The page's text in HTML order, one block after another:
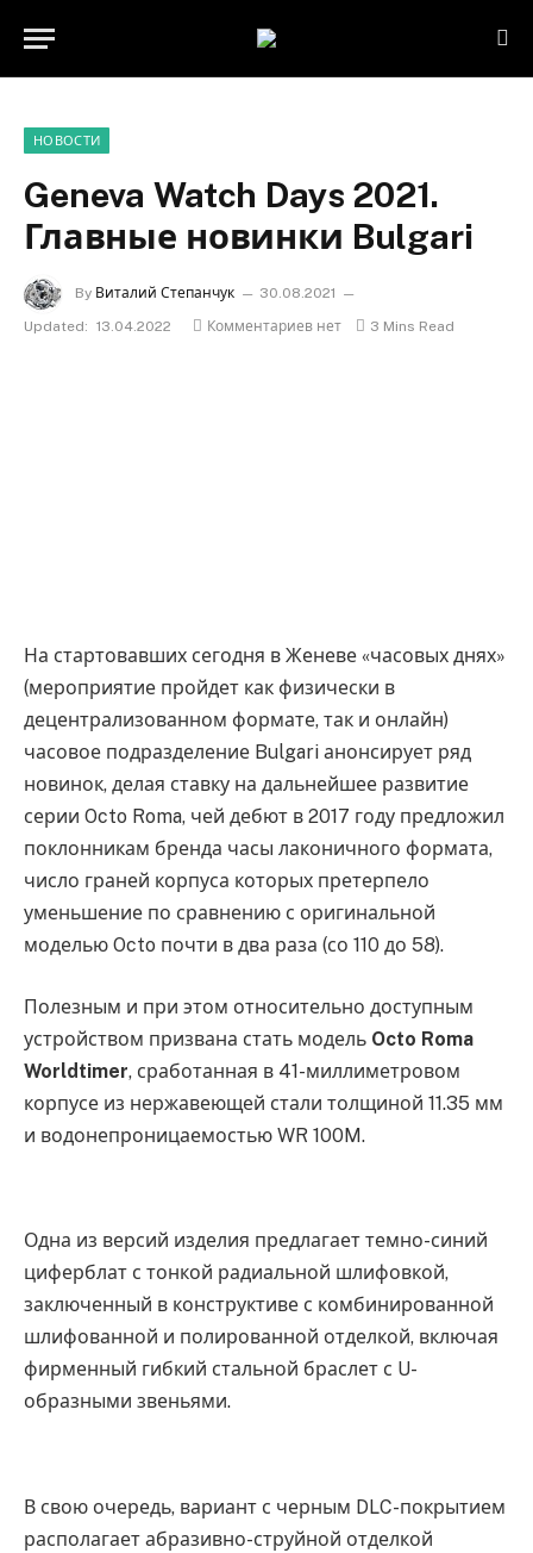
НОВОСТИ
Geneva Watch Days 2021.
Главные новинки Bulgari
By Виталий Степанчук
30.08.2021
Updated: 13.04.2022 Комментариев нет 3 Mins Read
На стартовавших сегодня в Женеве «часовых днях»
(мероприятие пройдет как физически в
децентрализованном формате, так и онлайн)
часовое подразделение Bulgari анонсирует ряд
новинок, делая ставку на дальнейшее развитие
серии Octo Roma, чей дебют в 2017 году предложил
поклонникам бренда часы лаконичного формата,
число граней корпуса которых претерпело
уменьшение по сравнению с оригинальной
моделью Octo почти в два раза (со 110 до 58).
Полезным и при этом относительно доступным
устройством призвана стать модель Octo Roma
Worldtimer, сработанная в 41-миллиметровом
корпусе из нержавеющей стали толщиной 11.35 мм
и водонепроницаемостью WR 100M.
Одна из версий изделия предлагает темно-синий
циферблат с тонкой радиальной шлифовкой,
заключенный в конструктиве с комбинированной
шлифованной и полированной отделкой, включая
фирменный гибкий стальной браслет с U-
образными звеньями.
В свою очередь, вариант с черным DLC-покрытием
располагает абразивно-струйной отделкой